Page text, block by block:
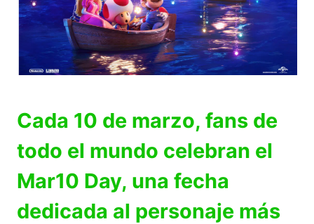
Cada 10 de marzo, fans de
todo el mundo celebran el
Mar10 Day, una fecha
dedicada al personaje más